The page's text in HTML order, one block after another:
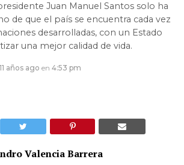
Juan Manuel Santos solo ha
de que el país se encuentra cada vez
desarrolladas, con un Estado
una mejor calidad de vida.
11 años ago en 4:53 pm
Valencia Barrera